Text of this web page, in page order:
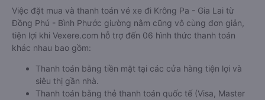
Việc đặt mua và thanh toán vé xe đi Krông Pa - Gia Lai từ
Đồng Phú - Bình Phước giường nằm cũng vô cùng đơn giản,
tiện lợi khi Vexere.com hỗ trợ đến 06 hình thức thanh toán
khác nhau bao gồm:
Thanh toán bằng tiền mặt tại các cửa hàng tiện lợi và
siêu thị gần nhà.
Thanh toán bằng thẻ thanh toán quốc tế (Visa, Master